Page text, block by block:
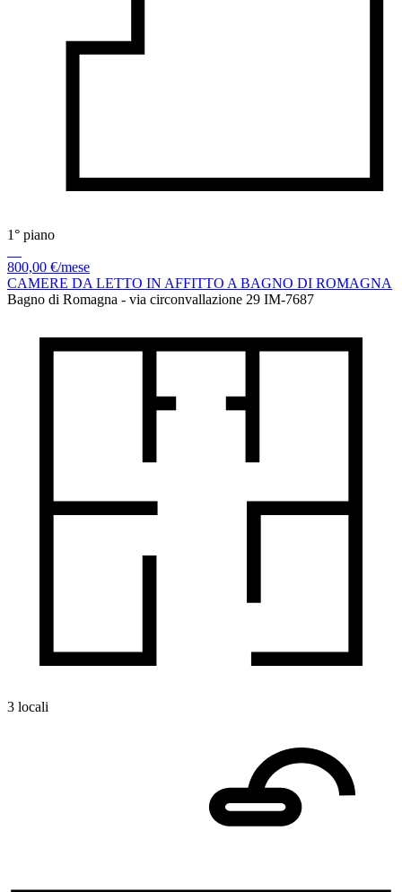
1° piano
800,00 €/mese
CAMERE DA LETTO IN AFFITTO A BAGNO DI ROMAGNA
Bagno di Romagna - via circonvallazione 29 IM-7687
3 locali